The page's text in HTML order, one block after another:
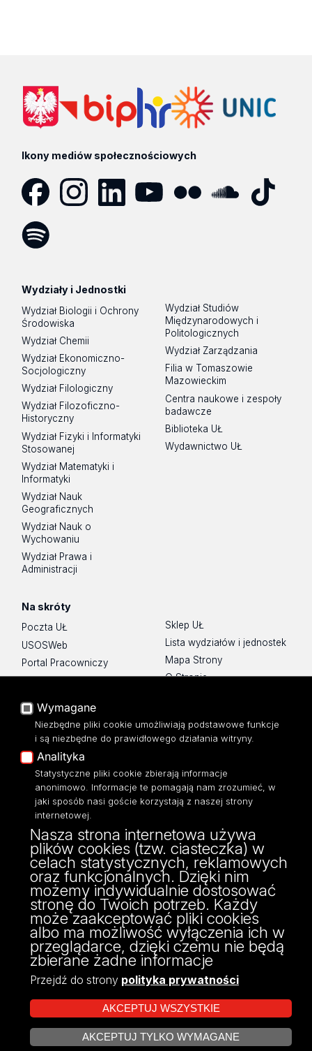
Ikony mediów społecznościowych
Wydziały i Jednostki
Wydział Biologii i Ochrony
Środowiska
Wydział Chemii
Wydział Ekonomiczno-
Socjologiczny
Wydział Filologiczny
Wydział Filozoficzno-
Historyczny
Wydział Fizyki i Informatyki
Stosowanej
Wydział Matematyki i
Informatyki
Wydział Nauk
Geograficznych
Wydział Nauk o
Wychowaniu
Wydział Prawa i
Administracji
Wydział Studiów
Międzynarodowych i
Politologicznych
Wydział Zarządzania
Filia w Tomaszowie
Mazowieckim
Centra naukowe i zespoły
badawcze
Biblioteka UŁ
Wydawnictwo UŁ
Na skróty
Poczta UŁ
USOSWeb
Portal Pracowniczy
Baza Aktów Własnych
Moodle
Eksperci UŁ
Polityka Prywatności
Dostępność
Sklep UŁ
Lista wydziałów i jednostek
Mapa Strony
O Stronie
ul. Narutowicza 68, 90-136 Łódź
NIP: 724 000 32 43
Adres do doręczeń elektronicznych (ADE):
AE:PL-74796-17640-IHHIV-17
KONTAKT
Projekt Multiportalu UŁ współfinansowany z funduszy Unii Europejskiej w
Wymagane
Niezbędne pliki cookie umożliwiają podstawowe funkcje
i są niezbędne do prawidłowego działania witryny.
Analityka
Statystyczne pliki cookie zbierają informacje
anonimowo. Informacje te pomagają nam zrozumieć, w
jaki sposób nasi goście korzystają z naszej strony
internetowej.
Nasza strona internetowa używa
plików cookies (tzw. ciasteczka) w
celach statystycznych, reklamowych
oraz funkcjonalnych. Dzięki nim
możemy indywidualnie dostosować
stronę do Twoich potrzeb. Każdy
może zaakceptować pliki cookies
albo ma możliwość wyłączenia ich w
przeglądarce, dzięki czemu nie będą
zbierane żadne informacje
Przejdź do strony polityka prywatności
AKCEPTUJ WSZYSTKIE
AKCEPTUJ TYLKO WYMAGANE